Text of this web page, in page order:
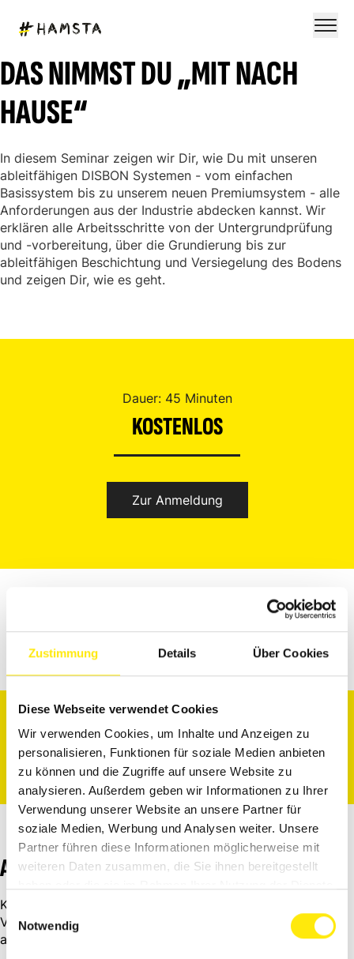
Zustimmung Details Über Cookies
Diese Webseite verwendet Cookies
Wir verwenden Cookies, um Inhalte und Anzeigen zu
personalisieren, Funktionen für soziale Medien anbieten
zu können und die Zugriffe auf unsere Website zu
analysieren. Außerdem geben wir Informationen zu Ihrer
Verwendung unserer Website an unsere Partner für
soziale Medien, Werbung und Analysen weiter. Unsere
Partner führen diese Informationen möglicherweise mit
weiteren Daten zusammen, die Sie ihnen bereitgestellt
Einwilligungsauswahl
Notwendig
DAS NIMMST DU „MIT NACH
HAUSE“
In diesem Seminar zeigen wir Dir, wie Du mit unseren
ableitfähigen DISBON Systemen - vom einfachen
Basissystem bis zu unserem neuen Premiumsystem - alle
Anforderungen aus der Industrie abdecken kannst. Wir
erklären alle Arbeitsschritte von der Untergrundprüfung
und -vorbereitung, über die Grundierung bis zur
ableitfähigen Beschichtung und Versiegelung des Bodens
und zeigen Dir, wie es geht.
Dauer: 45 Minuten
KOSTENLOS
Zur Anmeldung
engagiert und praxisnah genau das Profiwissen, was
du als Fachhandwerker für deine tägliche Arbeit
beim Kunden für erstklassige Ergebnisse benötigen.
ANMELDUNG
Klicke auf diesen Link. Dann wirst du zur Seite des
Veranstalters weitergeleitet und kannst dich dort direkt
anmelden.